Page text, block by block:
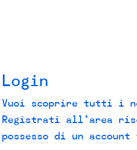
Login
Vuoi scoprire tutti i
Registrati all’area
possesso di un